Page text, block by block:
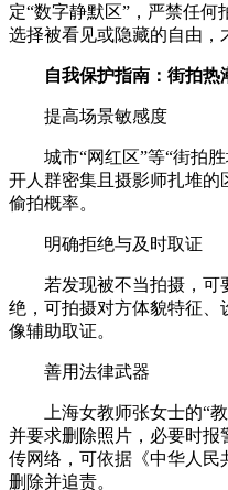
定“数字静默区”，严禁任何
选择被看见或隐藏的自由，
自我保护指南：街拍热
‌提高场景敏感度‌
城市“网红区”等“街拍
开人群密集且摄影师扎堆的
偷拍概率。
‌明确拒绝与及时取证‌
若发现被不当拍摄，可
绝，可拍摄对方体貌特征
像辅助取证。
‌善用法律武器‌
上海女教师张女士的“
并要求删除照片，必要时
传网络，可依据《中华人民
删除并追责。